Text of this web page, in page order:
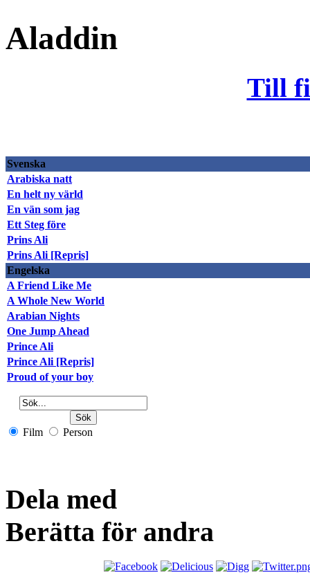
Aladdin
Till
Svenska
Arabiska natt
En helt ny värld
En vän som jag
Ett Steg före
Prins Ali
Prins Ali [Repris]
Engelska
A Friend Like Me
A Whole New World
Arabian Nights
One Jump Ahead
Prince Ali
Prince Ali [Repris]
Proud of your boy
Film Person
Dela med
Berätta för andra